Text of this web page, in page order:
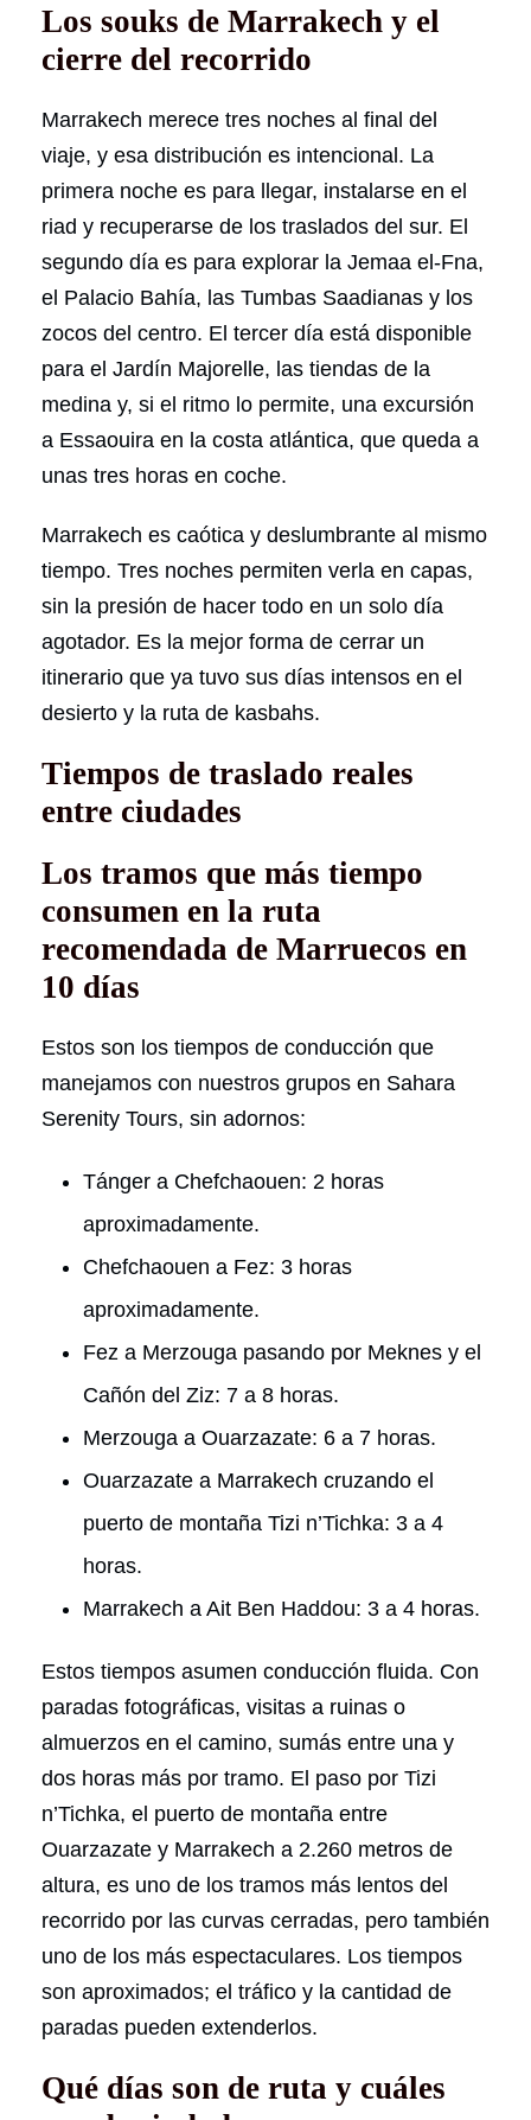
Los souks de Marrakech y el
cierre del recorrido
Marrakech merece tres noches al final del
viaje, y esa distribución es intencional. La
primera noche es para llegar, instalarse en el
riad y recuperarse de los traslados del sur. El
segundo día es para explorar la Jemaa el-Fna,
el Palacio Bahía, las Tumbas Saadianas y los
zocos del centro. El tercer día está disponible
para el Jardín Majorelle, las tiendas de la
medina y, si el ritmo lo permite, una excursión
a Essaouira en la costa atlántica, que queda a
unas tres horas en coche.
Marrakech es caótica y deslumbrante al mismo
tiempo. Tres noches permiten verla en capas,
sin la presión de hacer todo en un solo día
agotador. Es la mejor forma de cerrar un
itinerario que ya tuvo sus días intensos en el
desierto y la ruta de kasbahs.
Tiempos de traslado reales
entre ciudades
Los tramos que más tiempo
consumen en la ruta
recomendada de Marruecos en
10 días
Estos son los tiempos de conducción que
manejamos con nuestros grupos en Sahara
Serenity Tours, sin adornos:
Tánger a Chefchaouen: 2 horas
aproximadamente.
Chefchaouen a Fez: 3 horas
aproximadamente.
Fez a Merzouga pasando por Meknes y el
Cañón del Ziz: 7 a 8 horas.
Merzouga a Ouarzazate: 6 a 7 horas.
Ouarzazate a Marrakech cruzando el
puerto de montaña Tizi n’Tichka: 3 a 4
horas.
Marrakech a Ait Ben Haddou: 3 a 4 horas.
Estos tiempos asumen conducción fluida. Con
paradas fotográficas, visitas a ruinas o
almuerzos en el camino, sumás entre una y
dos horas más por tramo. El paso por Tizi
n’Tichka, el puerto de montaña entre
Ouarzazate y Marrakech a 2.260 metros de
altura, es uno de los tramos más lentos del
recorrido por las curvas cerradas, pero también
uno de los más espectaculares. Los tiempos
son aproximados; el tráfico y la cantidad de
paradas pueden extenderlos.
Qué días son de ruta y cuáles